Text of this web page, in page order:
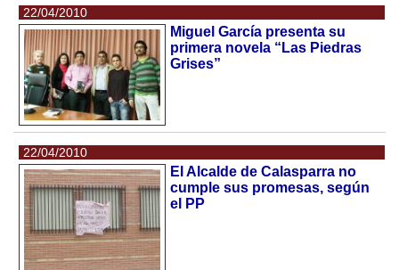
22/04/2010
Miguel García presenta su
primera novela “Las Piedras
Grises”
22/04/2010
El Alcalde de Calasparra no
cumple sus promesas, según
el PP